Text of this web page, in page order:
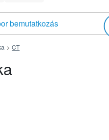
bemutatkozás
> CT